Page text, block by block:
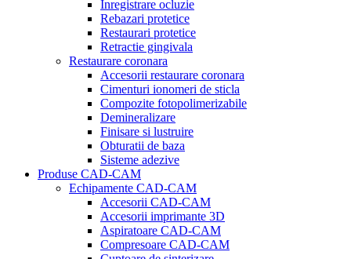
Inregistrare ocluzie
Rebazari protetice
Restaurari protetice
Retractie gingivala
Restaurare coronara
Accesorii restaurare coronara
Cimenturi ionomeri de sticla
Compozite fotopolimerizabile
Demineralizare
Finisare si lustruire
Obturatii de baza
Sisteme adezive
Produse CAD-CAM
Echipamente CAD-CAM
Accesorii CAD-CAM
Accesorii imprimante 3D
Aspiratoare CAD-CAM
Compresoare CAD-CAM